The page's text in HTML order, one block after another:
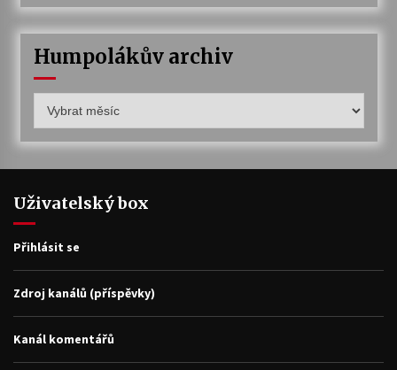
Humpolákův archiv
archiv
Uživatelský box
Přihlásit se
Zdroj kanálů (příspěvky)
Kanál komentářů